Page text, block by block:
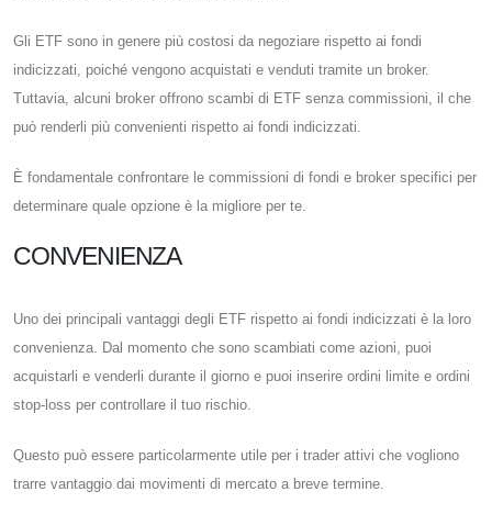
Gli ETF sono in genere più costosi da negoziare rispetto ai fondi
indicizzati, poiché vengono acquistati e venduti tramite un broker.
Tuttavia, alcuni broker offrono scambi di ETF senza commissioni, il che
può renderli più convenienti rispetto ai fondi indicizzati.
È fondamentale confrontare le commissioni di fondi e broker specifici per
determinare quale opzione è la migliore per te.
CONVENIENZA
Uno dei principali vantaggi degli ETF rispetto ai fondi indicizzati è la loro
convenienza. Dal momento che sono scambiati come azioni, puoi
acquistarli e venderli durante il giorno e puoi inserire ordini limite e ordini
stop-loss per controllare il tuo rischio.
Questo può essere particolarmente utile per i trader attivi che vogliono
trarre vantaggio dai movimenti di mercato a breve termine.